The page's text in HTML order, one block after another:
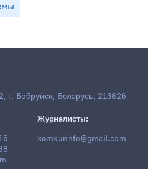
г. Бобруйск, Беларусь, 213826
Журналисты:
komkurinfo@gmail.com